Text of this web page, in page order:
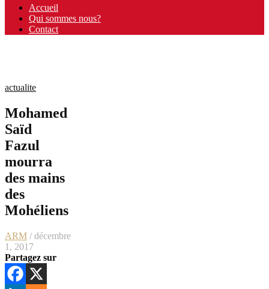
Accueil
Qui sommes nous?
Contact
actualite
Mohamed
Saïd
Fazul
mourra
des mains
des
Mohéliens
ARM / décembre
1, 2017
Partagez sur